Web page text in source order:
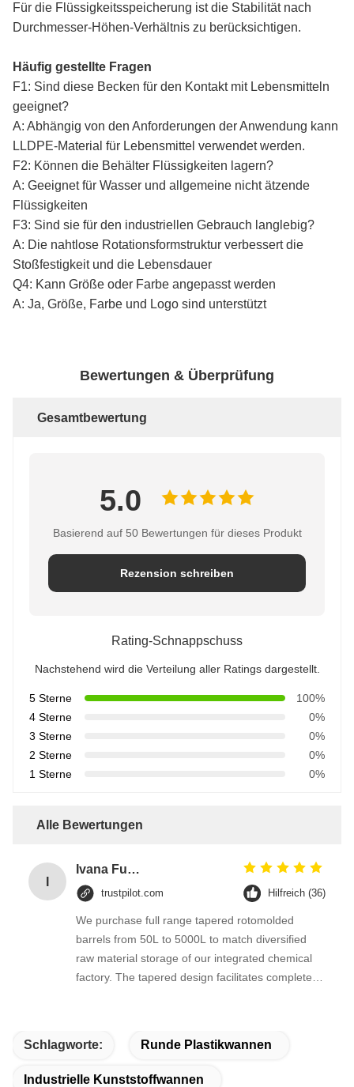
Für die Flüssigkeitsspeicherung ist die Stabilität nach
Durchmesser-Höhen-Verhältnis zu berücksichtigen.
Häufig gestellte Fragen
F1: Sind diese Becken für den Kontakt mit Lebensmitteln
geeignet?
A: Abhängig von den Anforderungen der Anwendung kann
LLDPE-Material für Lebensmittel verwendet werden.
F2: Können die Behälter Flüssigkeiten lagern?
A: Geeignet für Wasser und allgemeine nicht ätzende
Flüssigkeiten
F3: Sind sie für den industriellen Gebrauch langlebig?
A: Die nahtlose Rotationsformstruktur verbessert die
Stoßfestigkeit und die Lebensdauer
Q4: Kann Größe oder Farbe angepasst werden
A: Ja, Größe, Farbe und Logo sind unterstützt
Bewertungen & Überprüfung
Gesamtbewertung
5.0
Basierend auf 50 Bewertungen für dieses Produkt
Rezension schreiben
Rating-Schnappschuss
Nachstehend wird die Verteilung aller Ratings dargestellt.
5 Sterne
100%
4 Sterne
0%
3 Sterne
0%
2 Sterne
0%
1 Sterne
0%
Alle Bewertungen
Ivana Fuentes
trustpilot.com Hilfreich (36)
We purchase full range tapered rotomolded
barrels from 50L to 5000L to match diversified
raw material storage of our integrated chemical
factory. The tapered design facilitates complete
materials.
Schlagworte: Runde Plastikwannen
Industrielle Kunststoffwannen